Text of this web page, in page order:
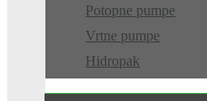
Potopne pumpe
Vrtne pumpe
Hidropak